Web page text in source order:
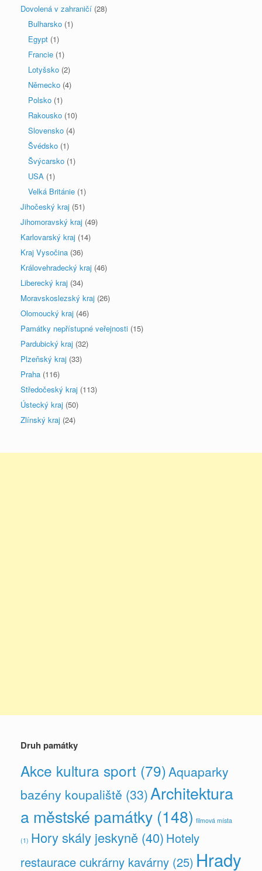
Dovolená v zahraničí (28)
Bulharsko (1)
Egypt (1)
Francie (1)
Lotyšsko (2)
Německo (4)
Polsko (1)
Rakousko (10)
Slovensko (4)
Švédsko (1)
Švýcarsko (1)
USA (1)
Velká Británie (1)
Jihočeský kraj (51)
Jihomoravský kraj (49)
Karlovarský kraj (14)
Kraj Vysočina (36)
Královehradecký kraj (46)
Liberecký kraj (34)
Moravskoslezský kraj (26)
Olomoucký kraj (46)
Památky nepřístupné veřejnosti (15)
Pardubický kraj (32)
Plzeňský kraj (33)
Praha (116)
Středočeský kraj (113)
Ústecký kraj (50)
Zlínský kraj (24)
Druh památky
Akce kultura sport (79)Aquaparky
bazény koupaliště (33)Architektura
a městské památky (148) filmová místa
(1) Hory skály jeskyně (40) Hotely
restaurace cukrárny kavárny (25) Hrady